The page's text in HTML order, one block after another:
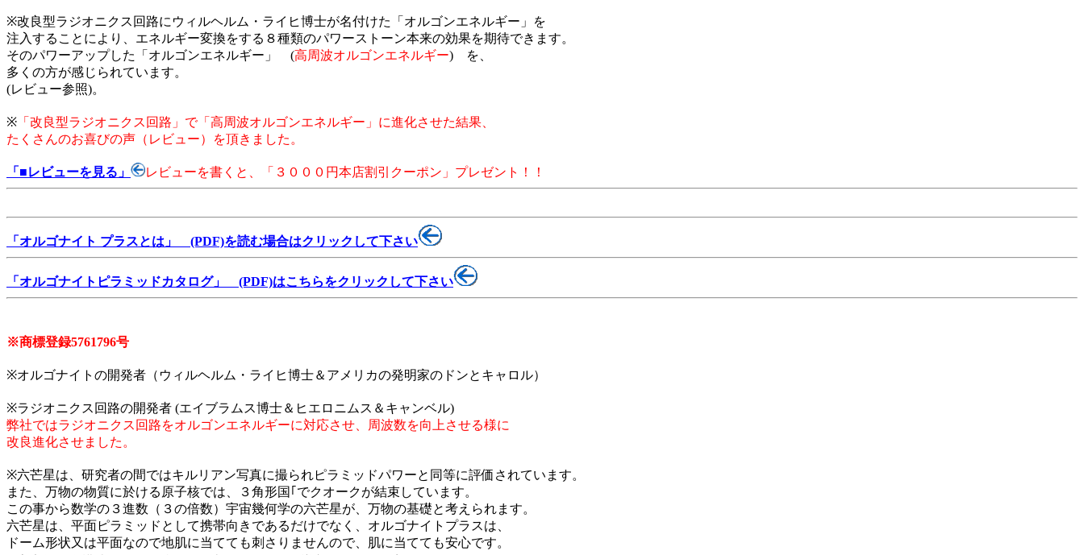
※改良型ラジオニクス回路にウィルヘルム・ライヒ博士が名付けた「オルゴンエネルギー」を
注入することにより、エネルギー変換をする８種類のパワーストーン本来の効果を期待できます。
そのパワーアップした「オルゴンエネルギー」 (高周波オルゴンエネルギー) を、
多くの方が感じられています。
(レビュー参照)。
※ 「改良型ラジオニクス回路」で「高周波オルゴンエネルギー」に進化させた結果、
たくさんのお喜びの声（レビュー）を頂きました。
「■レビューを見る」 レビューを書くと、「３０００円本店割引クーポン」プレゼント！！
「オルゴナイト プラスとは」 (PDF)を読む場合はクリックして下さい
「オルゴナイトピラミッドカタログ」 (PDF)はこちらをクリックして下さい
※商標登録5761796号
※オルゴナイトの開発者（ウィルヘルム・ライヒ博士＆アメリカの発明家のドンとキャロル）
※ラジオニクス回路の開発者 (エイブラムス博士＆ヒエロニムス＆キャンベル)
弊社ではラジオニクス回路をオルゴンエネルギーに対応させ、周波数を向上させる様に
改良進化させました。
※六芒星は、研究者の間ではキルリアン写真に撮られピラミッドパワーと同等に評価されています。
また、万物の物質に於ける原子核では、３角形国｢でクオークが結束しています。
この事から数学の３進数（３の倍数）宇宙幾何学の六芒星が、万物の基礎と考えられます。
六芒星は、平面ピラミッドとして携帯向きであるだけでなく、オルゴナイトプラスは、
ドーム形状又は平面なので地肌に当てても刺さりませんので、肌に当てても安心です。